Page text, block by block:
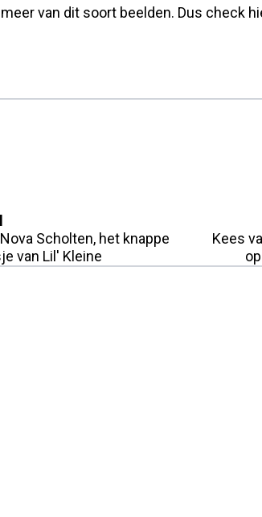
van dit soort beelden. Dus check
Scholten, het knappe
van Lil' Kleine
Kees